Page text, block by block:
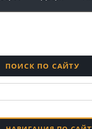
ПОИСК ПО САЙТУ